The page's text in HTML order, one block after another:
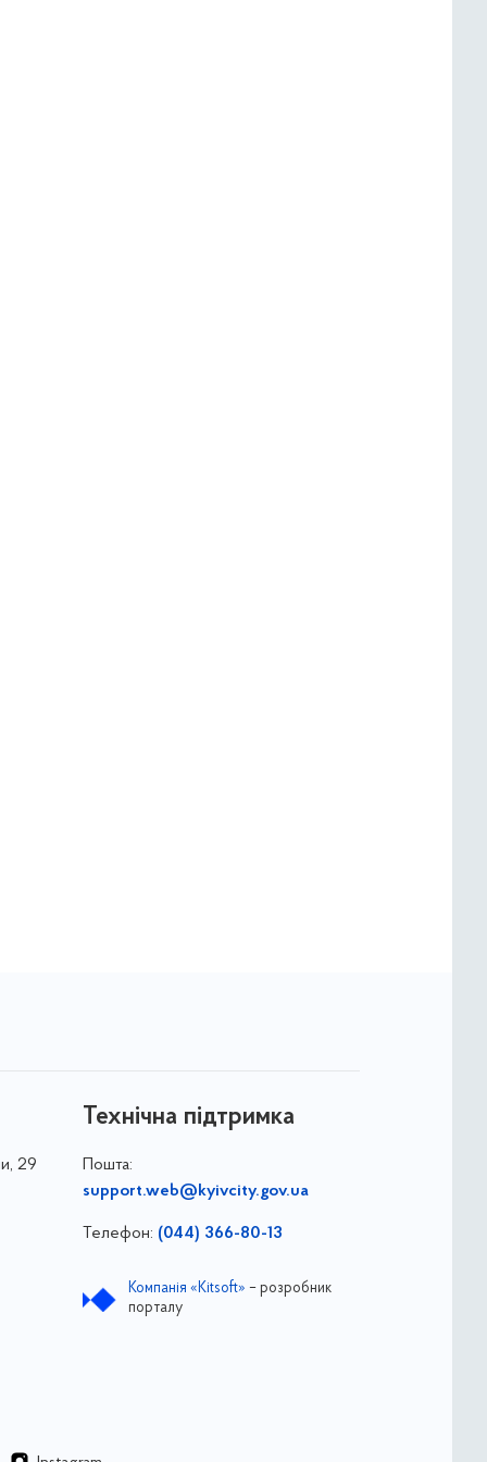
29
Технічна підтримка
Пошта:
support.web@kyivcity.gov.ua
Телефон: (044) 366-80-13
Компанія «Kitsoft» – розробник
порталу